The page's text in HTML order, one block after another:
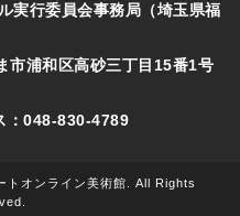
実行委員会事務局（埼玉県福
市浦和区高砂三丁目15番1号
：048-830-4789
オンライン美術館. All Rights